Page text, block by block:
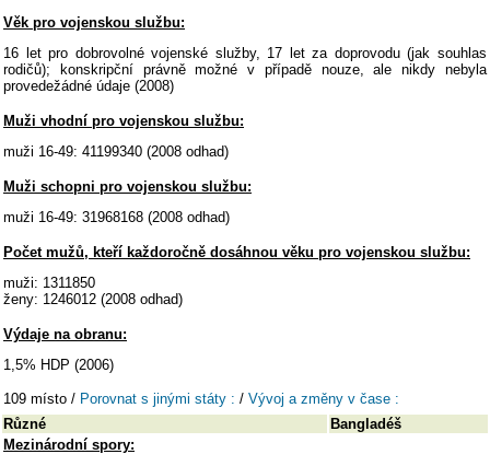
Věk pro vojenskou službu:
16 let pro dobrovolné vojenské služby, 17 let za doprovodu (jak souhlas
rodičů); konskripční právně možné v případě nouze, ale nikdy nebyla
provedežádné údaje (2008)
Muži vhodní pro vojenskou službu:
muži 16-49: 41199340 (2008 odhad)
Muži schopni pro vojenskou službu:
muži 16-49: 31968168 (2008 odhad)
Počet mužů, kteří každoročně dosáhnou věku pro vojenskou službu:
muži: 1311850
ženy: 1246012 (2008 odhad)
Výdaje na obranu:
1,5% HDP (2006)
109 místo / Porovnat s jinými státy : / Vývoj a změny v čase :
Různé
Bangladéš
Mezinárodní spory: